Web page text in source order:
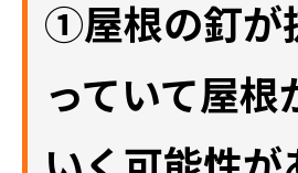
①屋根の釘が
っていて屋根